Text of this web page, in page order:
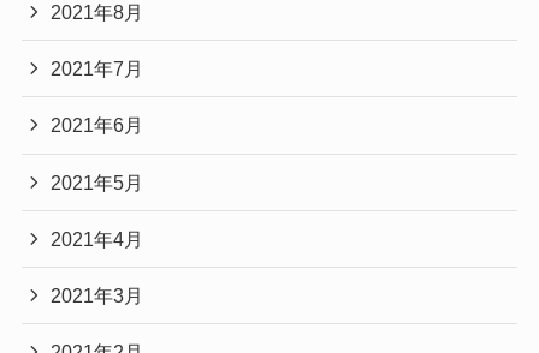
2021年8月
2021年7月
2021年6月
2021年5月
2021年4月
2021年3月